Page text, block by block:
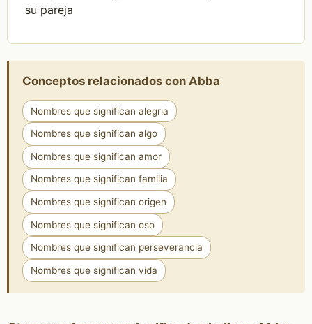
su pareja
Conceptos relacionados con Abba
Nombres que significan alegria
Nombres que significan algo
Nombres que significan amor
Nombres que significan familia
Nombres que significan origen
Nombres que significan oso
Nombres que significan perseverancia
Nombres que significan vida